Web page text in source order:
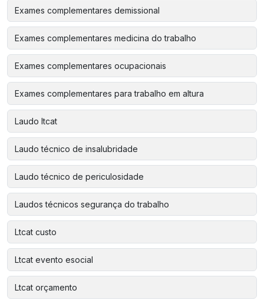
Exames complementares demissional
Exames complementares medicina do trabalho
Exames complementares ocupacionais
Exames complementares para trabalho em altura
Laudo ltcat
Laudo técnico de insalubridade
Laudo técnico de periculosidade
Laudos técnicos segurança do trabalho
Ltcat custo
Ltcat evento esocial
Ltcat orçamento